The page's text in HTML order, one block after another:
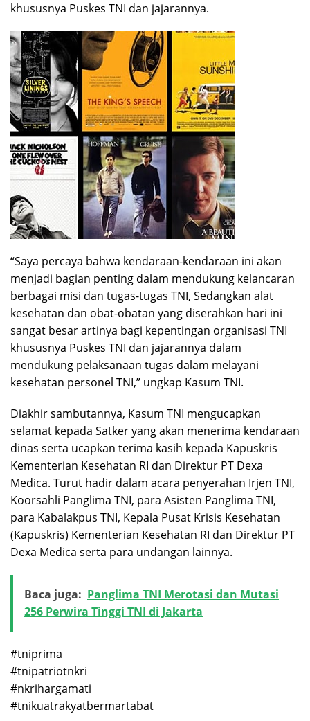
khususnya Puskes TNI dan jajarannya.
“Saya percaya bahwa kendaraan-kendaraan ini akan
menjadi bagian penting dalam mendukung kelancaran
berbagai misi dan tugas-tugas TNI, Sedangkan alat
kesehatan dan obat-obatan yang diserahkan hari ini
sangat besar artinya bagi kepentingan organisasi TNI
khususnya Puskes TNI dan jajarannya dalam
mendukung pelaksanaan tugas dalam melayani
kesehatan personel TNI,” ungkap Kasum TNI.
Diakhir sambutannya, Kasum TNI mengucapkan
selamat kepada Satker yang akan menerima kendaraan
dinas serta ucapkan terima kasih kepada Kapuskris
Kementerian Kesehatan RI dan Direktur PT Dexa
Medica. Turut hadir dalam acara penyerahan Irjen TNI,
Koorsahli Panglima TNI, para Asisten Panglima TNI,
para Kabalakpus TNI, Kepala Pusat Krisis Kesehatan
(Kapuskris) Kementerian Kesehatan RI dan Direktur PT
Dexa Medica serta para undangan lainnya.
Baca juga: Panglima TNI Merotasi dan Mutasi
256 Perwira Tinggi TNI di Jakarta
#tniprima
#tnipatriotnkri
#nkrihargamati
#tnikuatrakyatbermartabat